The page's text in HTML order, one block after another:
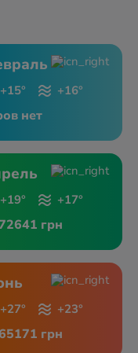
+15° +16°
нет
+19° +17°
грн
+27° +23°
грн